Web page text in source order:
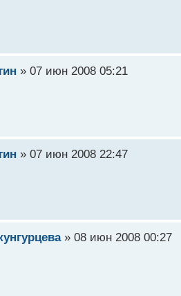
» 07 июн 2008 05:21
» 07 июн 2008 22:47
» 08 июн 2008 00:27